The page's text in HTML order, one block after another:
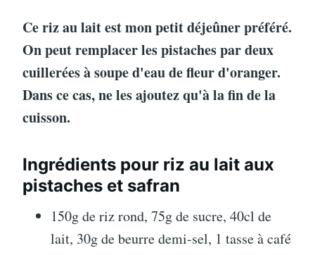
Ce riz au lait est mon petit déjeûner préféré.
On peut remplacer les pistaches par deux
cuillerées à soupe d'eau de fleur d'oranger.
Dans ce cas, ne les ajoutez qu'à la fin de la
cuisson.
Ingrédients pour riz au lait aux
pistaches et safran
150g de riz rond, 75g de sucre, 40cl de
lait, 30g de beurre demi-sel, 1 tasse à café